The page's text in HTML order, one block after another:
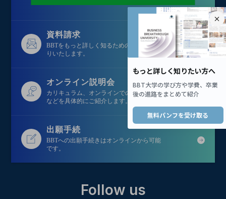
資料請求
BBTをもっと詳しく知るための資料を無料でお送
りいたします。
オンライン説明会
カリキュラム、オンラインでの学び方、学生情報
などを具体的にご紹介します。
出願手続
BBTへの出願手続きはオンラインから可能
です。
Follow us